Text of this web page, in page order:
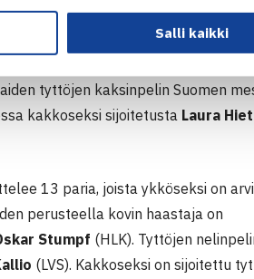
Salli kaikki
SVS:aa edustavaJuho-Eric
tyttöjen kaksinpelin Suomen
kakkoseksi sijoitetusta Laura
13 paria, joista ykköseksi on
perusteella kovin haastaja on
Stumpf (HLK). Tyttöjen
(LVS). Kakkoseksi on sijoitettu